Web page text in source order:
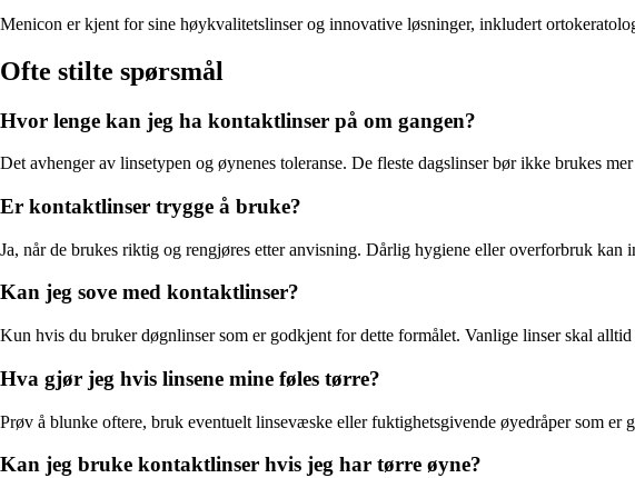
Menicon er kjent for sine høykvalitetslinser og innovative løsninger, inkludert
Ofte stilte spørsmål
Hvor lenge kan jeg ha kontaktlinser på om gangen?
Det avhenger av linsetypen og øynenes toleranse. De fleste dagslinser bør ikke brukes
Er kontaktlinser trygge å bruke?
Ja, når de brukes riktig og rengjøres etter anvisning. Dårlig hygiene eller overforbruk
Kan jeg sove med kontaktlinser?
Kun hvis du bruker døgnlinser som er godkjent for dette formålet. Vanlige linser skal
Hva gjør jeg hvis linsene mine føles tørre?
Prøv å blunke oftere, bruk eventuelt linsevæske eller fuktighetsgivende øyedråper som
Kan jeg bruke kontaktlinser hvis jeg har tørre øyne?